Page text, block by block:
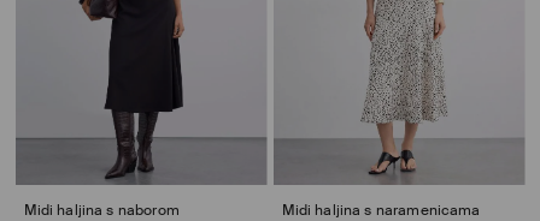
Midi haljina s naborom
Midi haljina s naramenicama